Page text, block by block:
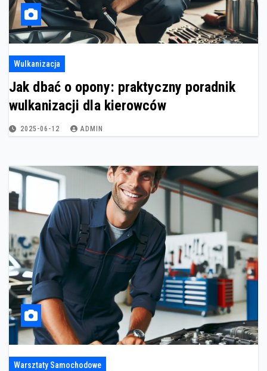
Wulkanizacja
Jak dbać o opony: praktyczny poradnik
wulkanizacji dla kierowców
2025-06-12 ADMIN
Warsztaty Samochodowe